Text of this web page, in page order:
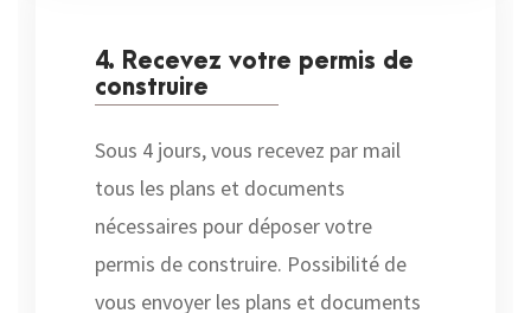
4. Recevez votre permis de
construire
Sous 4 jours, vous recevez par mail
tous les plans et documents
nécessaires pour déposer votre
permis de construire. Possibilité de
vous envoyer les plans et documents